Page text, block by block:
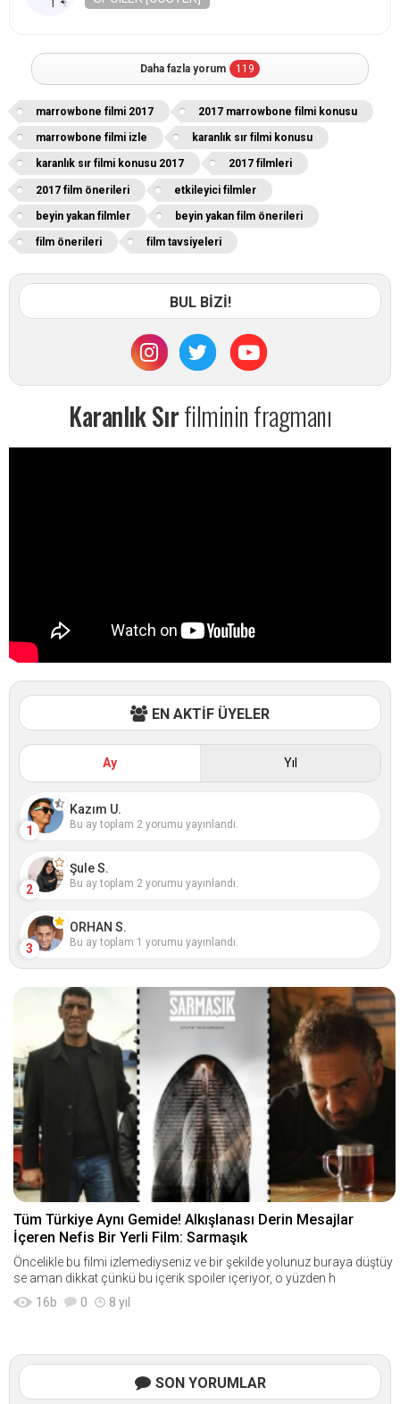
Daha fazla yorum 119
marrowbone filmi 2017 2017 marrowbone filmi konusu
marrowbone filmi izle karanlık sır filmi konusu
karanlık sır filmi konusu 2017 2017 filmleri
2017 film önerileri etkileyici filmler
beyin yakan filmler beyin yakan film önerileri
film önerileri film tavsiyeleri
BUL BİZİ!
Karanlık Sırfilminin fragmanı
EN AKTİF ÜYELER
Ay Yıl
1
Kazım U.
Bu ay toplam 2 yorumu yayınlandı.
2
Şule S.
Bu ay toplam 2 yorumu yayınlandı.
3
ORHAN S.
Bu ay toplam 1 yorumu yayınlandı.
Tüm Türkiye Aynı Gemide! Alkışlanası Derin Mesajlar
İçeren Nefis Bir Yerli Film: Sarmaşık
Öncelikle bu filmi izlemediyseniz ve bir şekilde yolunuz buraya düştüy
se aman dikkat çünkü bu içerik spoiler içeriyor, o yüzden h
16b 0 8 yıl
SON YORUMLAR